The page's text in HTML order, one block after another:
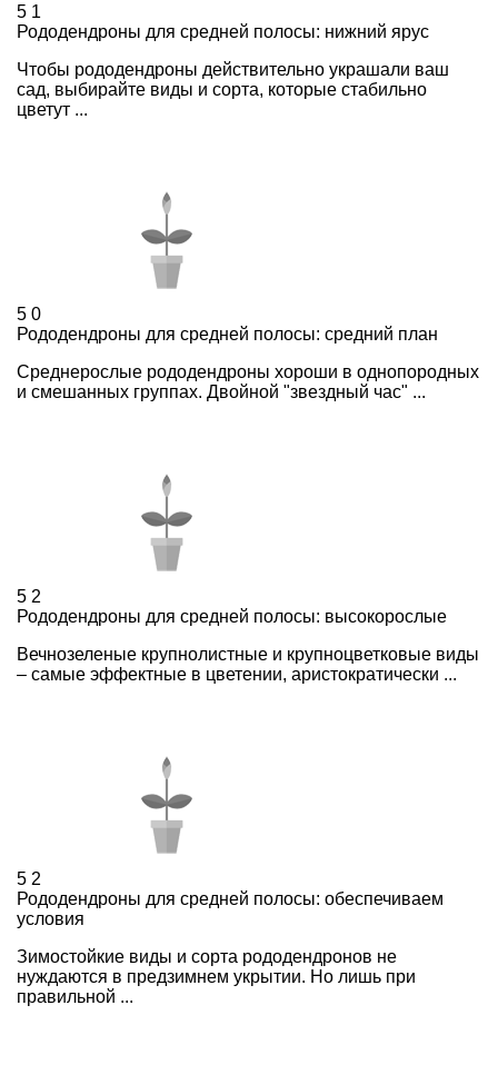
5 1
Рододендроны для средней полосы: нижний ярус
Чтобы рододендроны действительно украшали ваш
сад, выбирайте виды и сорта, которые стабильно
цветут ...
5 0
Рододендроны для средней полосы: средний план
Среднерослые рододендроны хороши в однопородных
и смешанных группах. Двойной "звездный час" ...
5 2
Рододендроны для средней полосы: высокорослые
Вечнозеленые крупнолистные и крупноцветковые виды
– самые эффектные в цветении, аристократически ...
5 2
Рододендроны для средней полосы: обеспечиваем
условия
Зимостойкие виды и сорта рододендронов не
нуждаются в предзимнем укрытии. Но лишь при
правильной ...